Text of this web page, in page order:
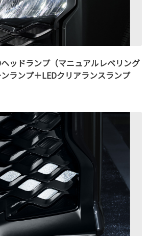
ッドランプ（マニュアルレベリング
ランプ＋LEDクリアランスランプ